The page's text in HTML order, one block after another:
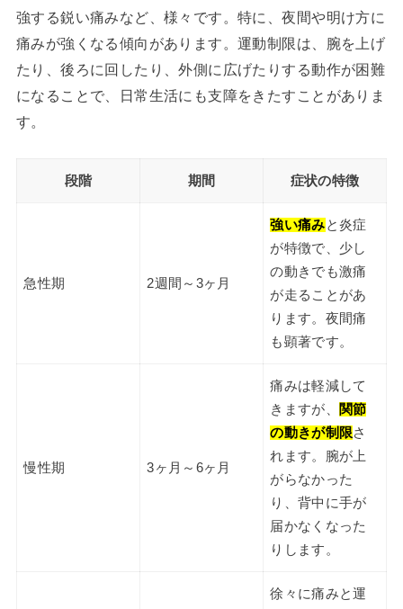
強する鋭い痛みなど、様々です。特に、夜間や明け方に
痛みが強くなる傾向があります。運動制限は、腕を上げ
たり、後ろに回したり、外側に広げたりする動作が困難
になることで、日常生活にも支障をきたすことがありま
す。
段階 期間 症状の特徴
急性期 2週間～3ヶ月
強い痛みと炎症
が特徴で、少し
の動きでも激痛
が走ることがあ
ります。夜間痛
も顕著です。
慢性期 3ヶ月～6ヶ月
痛みは軽減して
きますが、
関節
の動きが制限さ
れます。腕が上
がらなかった
り、背中に手が
届かなくなった
りします。
徐々に痛みと運